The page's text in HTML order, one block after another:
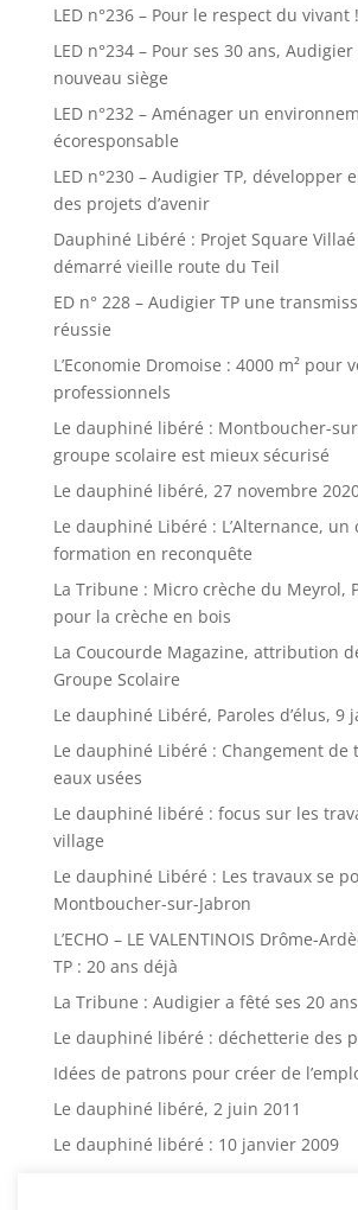
LED n°236 – Pour le respect du vivant !
LED n°234 – Pour ses 30 ans,
nouveau siège
LED n°232 – Aménager un
écoresponsable
LED n°230 – Audigier TP, développer
des projets d’avenir
Dauphiné Libéré : Projet Square
démarré vieille route du Teil
ED n° 228 – Audigier TP une
réussie
L’Economie Dromoise : 4000 m² pour
professionnels
Le dauphiné libéré : Montboucher-
groupe scolaire est mieux sécurisé
Le dauphiné libéré, 27 novembre
Le dauphiné Libéré : L’Alternance, un
formation en reconquête
La Tribune : Micro crèche du Meyrol,
pour la crèche en bois
La Coucourde Magazine, attribution
Groupe Scolaire
Le dauphiné Libéré, Paroles d’élus, 9
Le dauphiné Libéré : Changement de
eaux usées
Le dauphiné libéré : focus sur les
village
Le dauphiné Libéré : Les travaux se
Montboucher-sur-Jabron
L’ECHO – LE VALENTINOIS Drôme-
TP : 20 ans déjà
La Tribune : Audigier a fêté ses 20 ans
Le dauphiné libéré : déchetterie des
Idées de patrons pour créer de
Le dauphiné libéré, 2 juin 2011
Le dauphiné libéré : 10 janvier 2009
Le dauphiné libéré : grosse fuite